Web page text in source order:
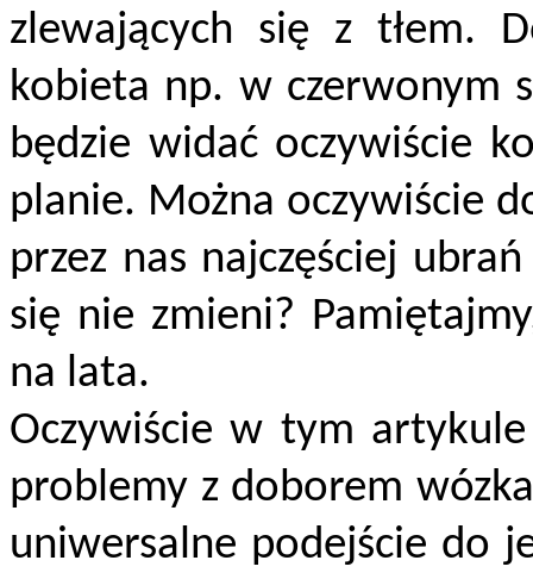
zlewających się z tłem.
kobieta np. w czerwonym
będzie widać oczywiście
planie. Można oczywiście
przez nas najczęściej
się nie zmieni?
na lata.
Oczywiście w tym
problemy z doborem
uniwersalne podejście do